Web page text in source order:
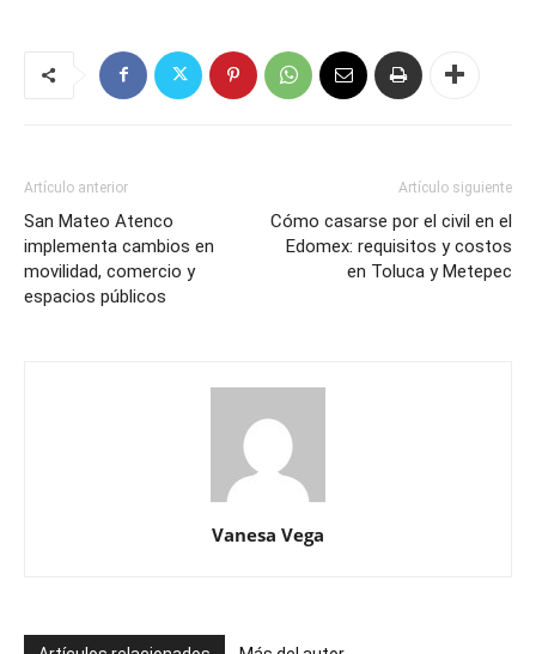
Artículo anterior
San Mateo Atenco
implementa cambios en
movilidad, comercio y
espacios públicos
Artículo siguiente
Cómo casarse por el civil en el
Edomex: requisitos y costos
en Toluca y Metepec
Vanesa Vega